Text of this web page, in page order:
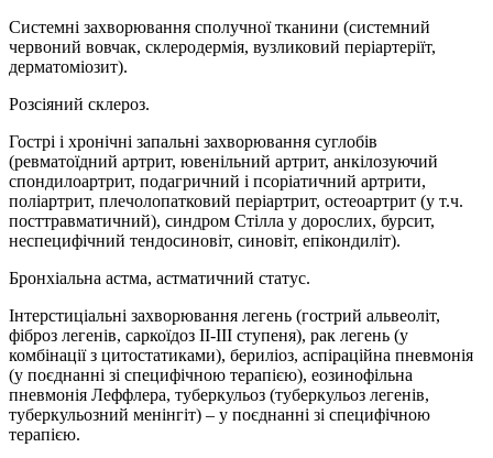
Системні захворювання сполучної тканини (системний
червоний вовчак, склеродермія, вузликовий періартеріїт,
дерматоміозит).
Розсіяний склероз.
Гострі і хронічні запальні захворювання суглобів
(ревматоїдний артрит, ювенільний артрит, анкілозуючий
спондилоартрит, подагричний і псоріатичний артрити,
поліартрит, плечолопатковий періартрит, остеоартрит (у т.ч.
посттравматичний), синдром Стілла у дорослих, бурсит,
неспецифічний тендосиновіт, синовіт, епікондиліт).
Бронхіальна астма, астматичний статус.
Інтерстиціальні захворювання легень (гострий альвеоліт,
фіброз легенів, саркоїдоз II-III ступеня), рак легень (у
комбінації з цитостатиками), бериліоз, аспіраційна пневмонія
(у поєднанні зі специфічною терапією), еозинофільна
пневмонія Леффлера, туберкульоз (туберкульоз легенів,
туберкульозний менінгіт) – у поєднанні зі специфічною
терапією.